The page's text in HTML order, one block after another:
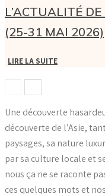
L’ACTUALITÉ
(25-31 MAI 2026)
LIRE LA SUITE
Une découverte
découverte de l’Asie,
paysages, sa nature
par sa culture locale et
nous ça ne se raconte
ces quelques mots et